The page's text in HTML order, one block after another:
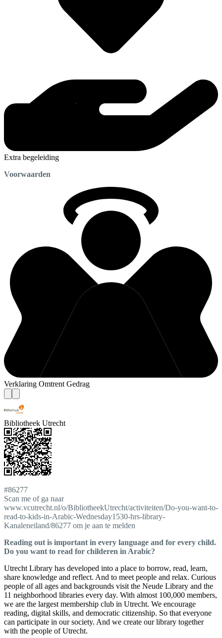
Extra begeleiding
Voorwaarden
Verklaring Omtrent Gedrag
Bibliotheek Utrecht
#86277
Scan me of ga naar
www.vcutrecht.nl/o/BibliotheekUtrecht/activiteiten/Do-you-want-to-
read-to-kids-in-Arabic-Wednesday1530-hrs-library-
Kanaleneiland/86277 om je aan te melden
Reading out is important in every language and for every child.
Do you want to read for childeren in Arabic?
Utrecht Library has developed into a place to borrow, read, learn,
share knowledge and reflect. And to meet people and relax. Curious
people of all ages and backgrounds visit the Neude Library and the
11 neighborhood libraries every day. With almost 100,000 members,
we are the largest membership club in Utrecht. We encourage
reading, digital skills, and democratic citizenship. So that everyone
can participate in our society. And we create our library together
with the people of Utrecht.